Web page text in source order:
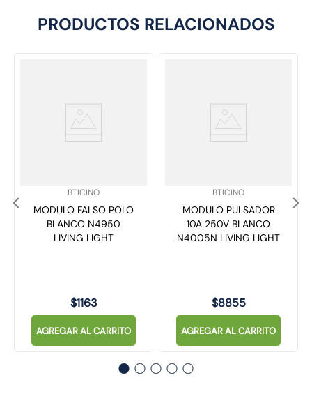
PRODUCTOS RELACIONADOS
BTICINO
MODULO FALSO POLO
BLANCO N4950
LIVING LIGHT
$1163
AGREGAR AL CARRITO
BTICINO
MODULO PULSADOR
10A 250V BLANCO
N4005N LIVING LIGHT
$8855
AGREGAR AL CARRITO